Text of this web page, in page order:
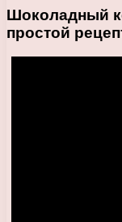
Шоколадный
простой